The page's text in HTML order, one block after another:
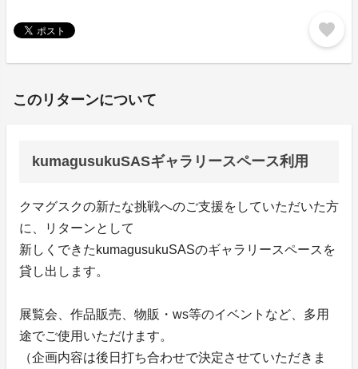
favorite
このリターンについて
kumagusukuSASギャラリースペース利用
クマグスクの新たな挑戦へのご支援をしていただいた方
に、リターンとして
新しくできたkumagusukuSASのギャラリースペースを
貸し出します。
展覧会、作品販売、物販・ws等のイベントなど、多用
途でご使用いただけます。
（企画内容は後日打ち合わせで決定させていただきま